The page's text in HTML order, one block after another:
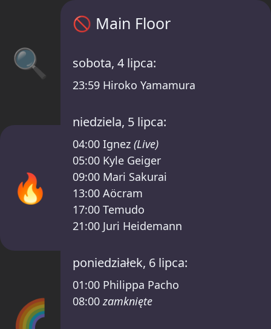
🔍
🔥
🌈
Main Floor harmonogram – Klubnacht /
🚫 Main Floor
sobota, 4 lipca:
23:59 Hiroko Yamamura
niedziela, 5 lipca:
04:00 Ignez (Live)
05:00 Kyle Geiger
09:00 Mari Sakurai
13:00 Aöcram
17:00 Temudo
21:00 Juri Heidemann
poniedziałek, 6 lipca:
01:00 Philippa Pacho
08:00zamknięte